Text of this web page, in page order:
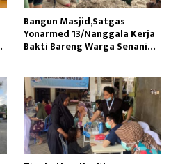
Bangun Masjid,Satgas
Yonarmed 13/Nanggala Kerja
Bakti Bareng Warga Senaning